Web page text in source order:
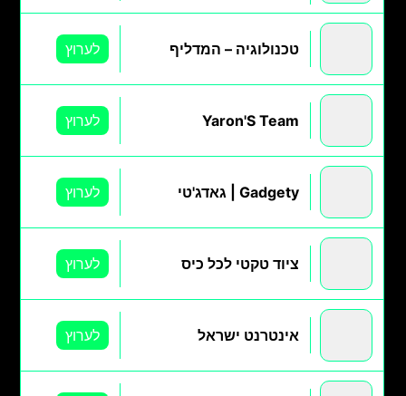
טכנולוגיה – המדליף לערוץ
Yaron'S Team לערוץ
Gadgety | גאדג'טי לערוץ
ציוד טקטי לכל כיס לערוץ
אינטרנט ישראל לערוץ